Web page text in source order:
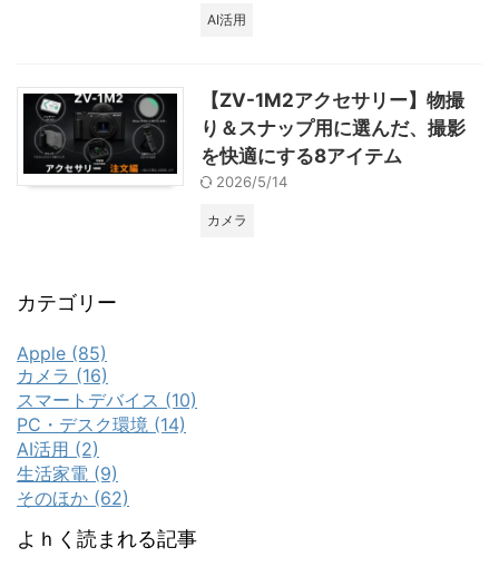
AI活用
【ZV-1M2アクセサリー】物撮
り＆スナップ用に選んだ、撮影
を快適にする8アイテム
2026/5/14
カメラ
カテゴリー
Apple (85)
カメラ (16)
スマートデバイス (10)
PC・デスク環境 (14)
AI活用 (2)
生活家電 (9)
そのほか (62)
よｈく読まれる記事